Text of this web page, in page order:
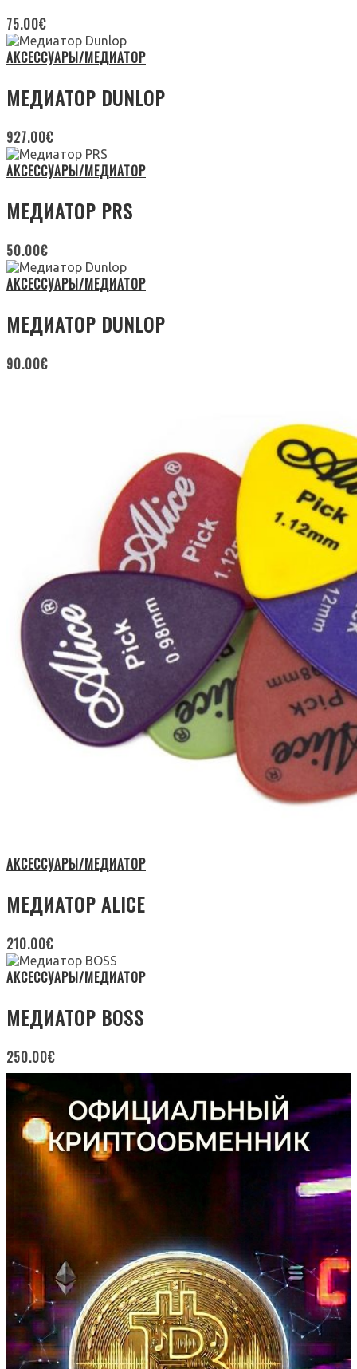
75.00€
АКСЕССУАРЫ/МЕДИАТОР
МЕДИАТОР DUNLOP
927.00€
АКСЕССУАРЫ/МЕДИАТОР
МЕДИАТОР PRS
50.00€
АКСЕССУАРЫ/МЕДИАТОР
МЕДИАТОР DUNLOP
90.00€
АКСЕССУАРЫ/МЕДИАТОР
МЕДИАТОР ALICE
210.00€
АКСЕССУАРЫ/МЕДИАТОР
МЕДИАТОР BOSS
250.00€